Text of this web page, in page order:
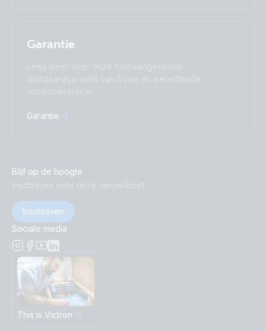
Garantie
Lees meer over onze toonaangevende
standaardgarantie van 5 jaar en wereldwijde
reparatieservice.
Garantie
Blijf op de hoogte
Inschrijven voor onze nieuwsbrief
Inschrijven
Sociale media
This is Victron